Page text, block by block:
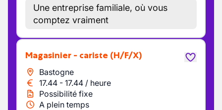
Une entreprise familiale, où vous
comptez vraiment
Magasinier - cariste (H/F/X)
Bastogne
17.44 - 17.44 / heure
Possibilité fixe
A plein temps